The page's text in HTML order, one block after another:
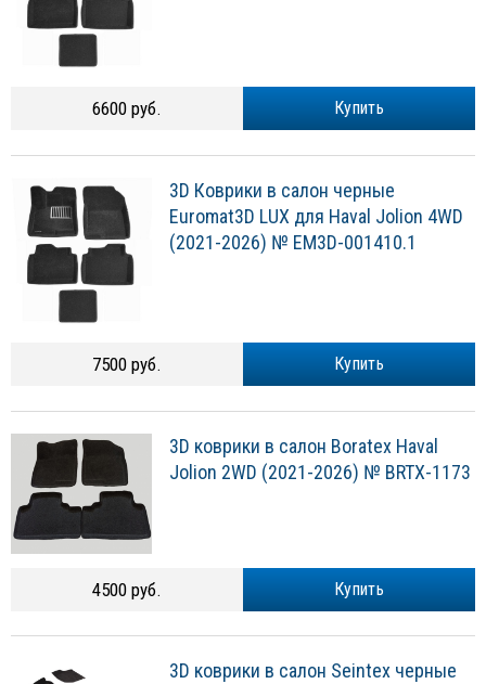
Купить
6600 руб.
3D Коврики в салон черные
Euromat3D LUX для Haval Jolion 4WD
(2021-2026) № EM3D-001410.1
Купить
7500 руб.
3D коврики в салон Boratex Haval
Jolion 2WD (2021-2026) № BRTX-1173
Купить
4500 руб.
3D коврики в салон Seintex черные